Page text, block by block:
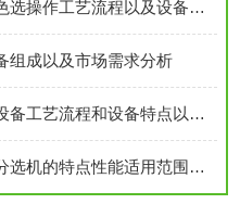
黑胡椒色选机的核心技术和色选操作工艺流程以及设备优势介绍
组成以及市场需求分析
三道轮压面擀面酥饼生产线设备工艺流程和设备特点以及主要功能介绍
详细剖析苹果外部视觉检测分选机的特点性能适用范围和性能指标